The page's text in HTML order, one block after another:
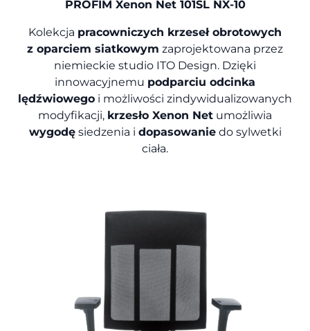
PROFIM Xenon Net 101SL NX-10
Kolekcja pracowniczych krzeseł obrotowych
z oparciem siatkowym zaprojektowana przez
niemieckie studio ITO Design. Dzięki
innowacyjnemu podparciu odcinka
lędźwiowego i możliwości zindywidualizowanych
modyfikacji, krzesło Xenon Net umożliwia
wygodęsiedzenia i dopasowaniedo sylwetki
ciała.